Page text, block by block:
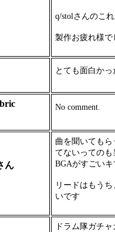
q/stolさんのこ
製作お疲れ様で
とても面白か
No comment.
ん
曲を聞いても
てないっての
BGAがすごい
リードはもう
いです
ドラム隊ガチ